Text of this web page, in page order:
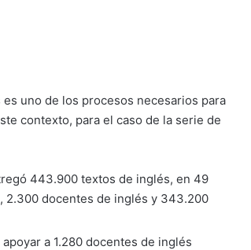
uno de los procesos necesarios para
contexto, para el caso de la serie de
443.900 textos de inglés, en 49
2.300 docentes de inglés y 343.200
a 1.280 docentes de inglés